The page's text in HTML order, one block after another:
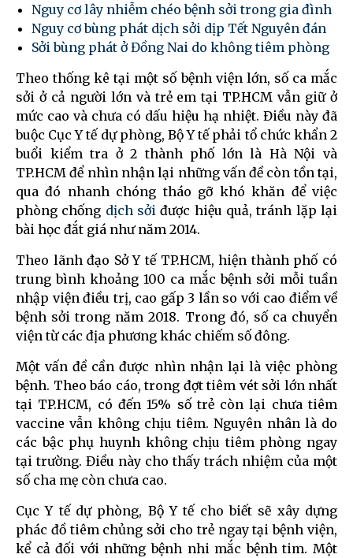
Nguy cơ lây nhiễm chéo bệnh sởi trong gia đình
Nguy cơ bùng phát dịch sởi dịp Tết Nguyên đán
Sởi bùng phát ở Đồng Nai do không tiêm phòng
Theo thống kê tại một số bệnh viện lớn, số ca mắc
sởi ở cả người lớn và trẻ em tại TP.HCM vẫn giữ ở
mức cao và chưa có dấu hiệu hạ nhiệt. Điều này đã
buộc Cục Y tế dự phòng, Bộ Y tế phải tổ chức khẩn 2
buổi kiểm tra ở 2 thành phố lớn là Hà Nội và
TP.HCM để nhìn nhận lại những vấn đề còn tồn tại,
qua đó nhanh chóng tháo gỡ khó khăn để việc
phòng chống dịch sởi được hiệu quả, tránh lặp lại
bài học đắt giá như năm 2014.
Theo lãnh đạo Sở Y tế TP.HCM, hiện thành phố có
trung bình khoảng 100 ca mắc bệnh sởi mỗi tuần
nhập viện điều trị, cao gấp 3 lần so với cao điểm về
bệnh sởi trong năm 2018. Trong đó, số ca chuyển
viện từ các địa phương khác chiếm số đông.
Một vấn đề cần được nhìn nhận lại là việc phòng
bệnh. Theo báo cáo, trong đợt tiêm vét sởi lớn nhất
tại TP.HCM, có đến 15% số trẻ còn lại chưa tiêm
vaccine vẫn không chịu tiêm. Nguyên nhân là do
các bậc phụ huynh không chịu tiêm phòng ngay
tại trường. Điều này cho thấy trách nhiệm của một
số cha mẹ còn chưa cao.
Cục Y tế dự phòng, Bộ Y tế cho biết sẽ xây dựng
phác đồ tiêm chủng sởi cho trẻ ngay tại bệnh viện,
kể cả đối với những bệnh nhi mắc bệnh tim. Một